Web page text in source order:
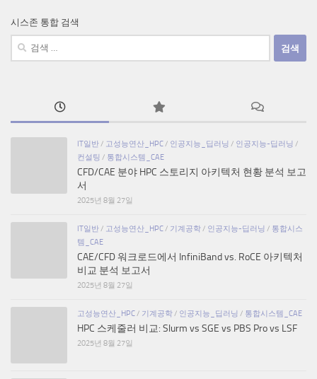
시스존 통합 검색
검
IT일반/ 고성능연산_HPC/ 인공지능_딥러닝 / 인공지능-딥러닝 /
컨설팅 / 통합시스템_CAE
CFD/CAE 분야 HPC 스토리지 아키텍처 현황 분석 보고
서
2025년 8월 27일
IT일반/ 고성능연산_HPC/ 기계공학/ 인공지능-딥러닝 / 통합시스
템_CAE
CAE/CFD 워크로드에서 InfiniBand vs. RoCE 아키텍처
비교 분석 보고서
2025년 8월 27일
고성능연산_HPC/ 기계공학/ 인공지능_딥러닝 / 통합시스템_CAE
HPC 스케줄러 비교: Slurm vs SGE vs PBS Pro vs LSF
2025년 8월 27일